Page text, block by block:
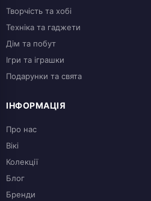
Творчість та хобі
Техніка та гаджети
Дім та побут
Ігри та іграшки
Подарунки та свята
ІНФОРМАЦІЯ
Про нас
Вікі
Колекції
Блог
Бренди